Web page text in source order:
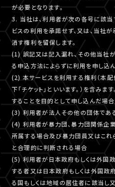
が必要となります。
3. 当社は、利用者が次の各号に該当
ビスの利用を承諾せず、又は、当社
消す権利を留保します。
(1) 誤記又は記入漏れ、その他当社
る申込方法によらずに利用を申し込
(2) 本サービスを利用する権利（本配
下「チケット」といいます。）を含み
することを目的として申し込んだ場
(3) 利用者が法人その他の団体であ
(4) 利用者が暴力団、暴力団関係企
所属する場合及び暴力団員又はこれ
と合理的に判断される場合
(5) 利用者が日本政府もしくは外国
する者又は日本政府もしくは外国政
る国もしくは地域の居住者に該当し